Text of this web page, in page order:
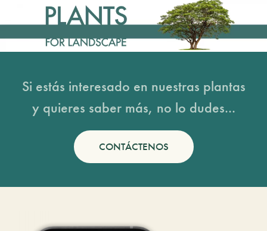
Si estás interesado en nuestras plantas
y quieres saber más, no lo dudes...
CONTÁCTENOS